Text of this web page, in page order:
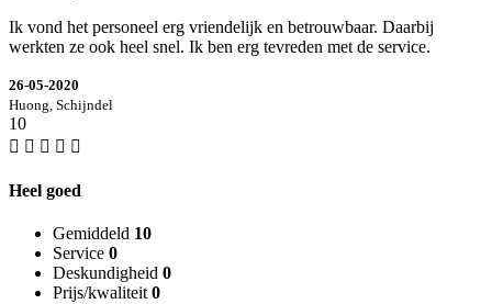
Ik vond het personeel erg vriendelijk en betrouwbaar. Daarbij
werkten ze ook heel snel. Ik ben erg tevreden met de service.
26-05-2020
Huong, Schijndel
10
Heel goed
Gemiddeld 10
Service 0
Deskundigheid 0
Prijs/kwaliteit 0